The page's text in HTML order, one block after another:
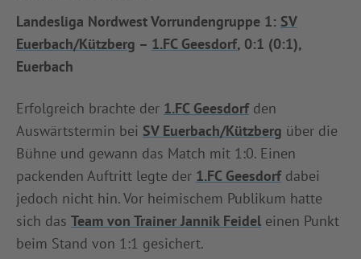
SPIELBETRIEB & VERBANDSLEBEN
AUSBILDUNG & FÖRDERUNG
INFOTHEK SPIELPLUS
Landesliga Nordwest Vorrundengruppe 1: SV
Euerbach/Kützberg – 1.FC Geesdorf, 0:1 (0:1),
Euerbach
Erfolgreich brachte der 1.FC Geesdorfden
Auswärtstermin bei SV Euerbach/Kützberg über die
Bühne und gewann das Match mit 1:0. Einen
packenden Auftritt legte der 1.FC Geesdorfdabei
jedoch nicht hin. Vor heimischem Publikum hatte
sich das Team von Trainer Jannik Feidel einen Punkt
beim Stand von 1:1 gesichert.